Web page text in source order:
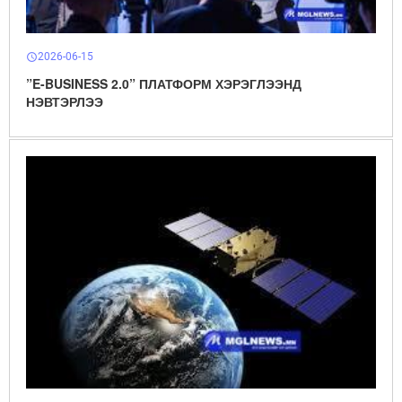
schedule2026-06-15
”E-BUSINESS 2.0” ПЛАТФОРМ ХЭРЭГЛЭЭНД
НЭВТЭРЛЭЭ